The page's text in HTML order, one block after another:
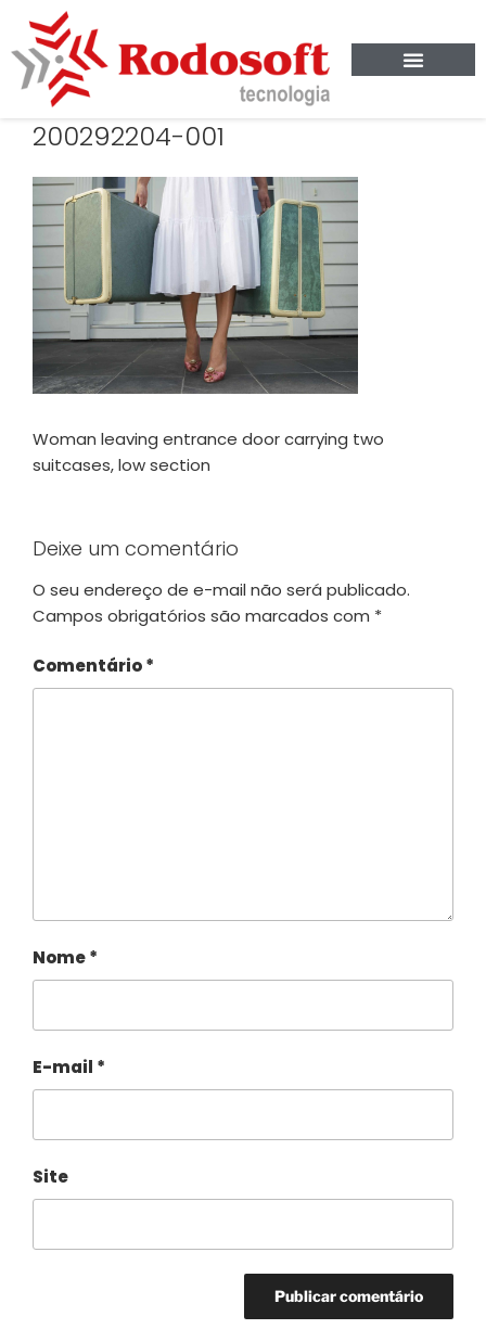
200292204-001
Woman leaving entrance door carrying two
suitcases, low section
Deixe um comentário
O seu endereço de e-mail não será publicado.
Campos obrigatórios são marcados com *
Comentário*
Nome*
E-mail *
Site